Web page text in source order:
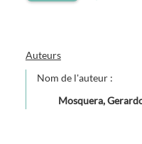
Auteurs
Nom de l'auteur :
Mosquera,